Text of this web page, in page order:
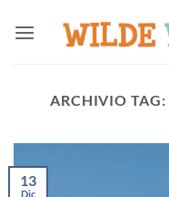
ARCHIVIO TAG:
13
Dic